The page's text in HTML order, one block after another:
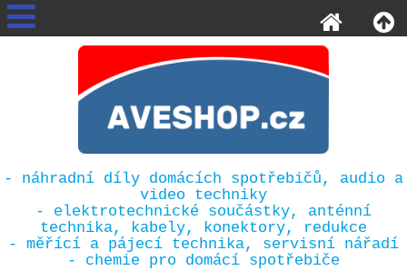
- náhradní díly domácích spotřebičů, audio a
video techniky
- elektrotechnické součástky, anténní
technika, kabely, konektory, redukce
- měřící a pájecí technika, servisní nářadí
- chemie pro domácí spotřebiče